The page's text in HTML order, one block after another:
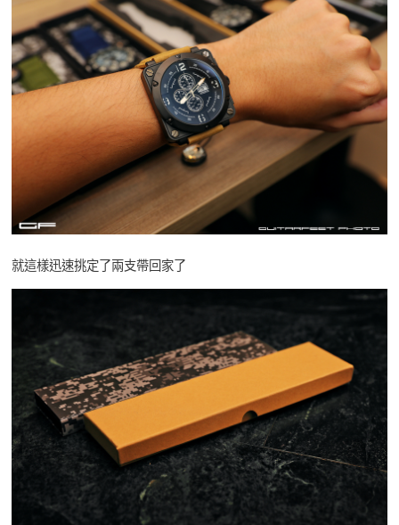
就這樣迅速挑定了兩支帶回家了